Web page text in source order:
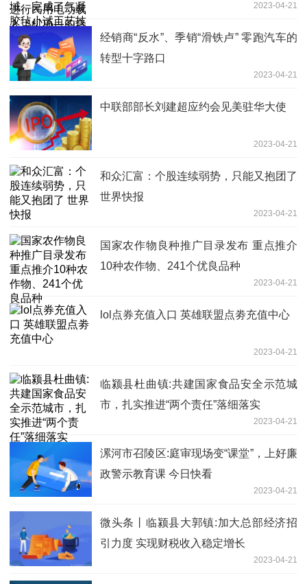
2023-04-21
经销商“反水”、季销“滑铁卢” 零跑汽车的
转型十字路口
2023-04-21
中联部部长刘建超应约会见美驻华大使
2023-04-21
和众汇富：个股连续弱势，只能又抱团了
世界快报
2023-04-21
国家农作物良种推广目录发布 重点推介
10种农作物、241个优良品种
2023-04-21
lol点券充值入口 英雄联盟点劵充值中心
2023-04-21
临颍县杜曲镇:共建国家食品安全示范城
市，扎实推进“两个责任”落细落实
2023-04-21
漯河市召陵区:庭审现场变“课堂”，上好廉
政警示教育课 今日快看
2023-04-21
微头条丨临颍县大郭镇:加大总部经济招
引力度 实现财税收入稳定增长
2023-04-21